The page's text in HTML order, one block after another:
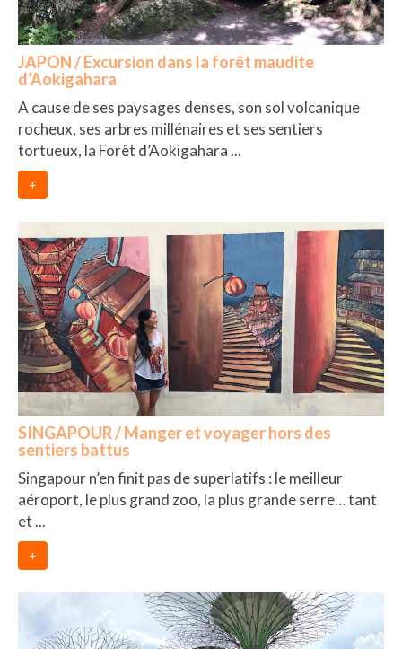
FRANCE
– Nice
– Paris
– La Réunion
JAPON
PÉROU
PORTUGAL
USA
– Los Angeles
VIETNAM
– Hanoi
– Hué & Hoi An
– Quy Nhon
Restos asiatiques
Marchés
JAPON / Excursion dans la forêt maudite
d’Aokigahara
A cause de ses paysages denses, son sol volcanique
rocheux, ses arbres millénaires et ses sentiers
tortueux, la Forêt d’Aokigahara ...
+
SINGAPOUR / Manger et voyager hors des
sentiers battus
Singapour n’en finit pas de superlatifs : le meilleur
aéroport, le plus grand zoo, la plus grande serre… tant
et ...
+